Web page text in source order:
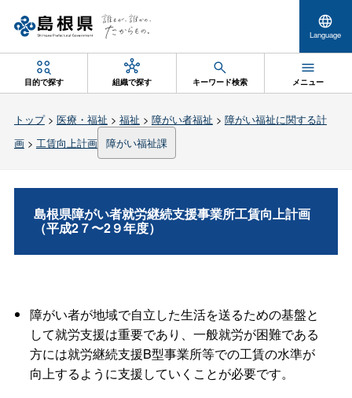
Language
目的で探す 組織で探す キーワード検索 メニュー
トップ> 医療・福祉 > 福祉 > 障がい者福祉 > 障がい福祉に関する計
画> 工賃向上計画 障がい福祉課
島根県障がい者就労継続支援事業所工賃向上計画
（平成2７〜2９年度）
障がい者が地域で自立した生活を送るための基盤と
して就労支援は重要であり、一般就労が困難である
方には就労継続支援B型事業所等での工賃の水準が
向上するように支援していくことが必要です。